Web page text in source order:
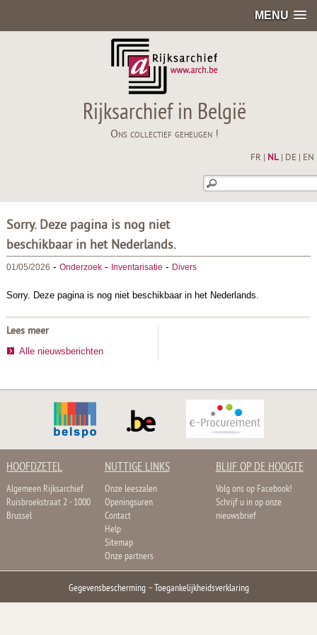
MENU
Rijksarchief in België
Ons collectief geheugen !
FR NL| DE EN
Sorry. Deze pagina is nog niet
beschikbaar in het Nederlands.
01/05/2026 - Onderzoek- Inventarisatie - Divers
Sorry. Deze pagina is nog niet beschikbaar in het Nederlands.
Lees meer
Alle nieuwsberichten
HOOFDZETEL
Algemeen Rijksarchief
Ruisbroekstraat 2 - 1000
Brussel
NUTTIGE LINKS
Onze leeszalen
Openingsuren
Contact
Help
Sitemap
Onze partners
BLIJF OP DE HOOGTE
Volg ons op Facebook!
Schrijf u in op onze
nieuwsbrief
Gegevensbescherming–Toegankelijkheidsverklaring